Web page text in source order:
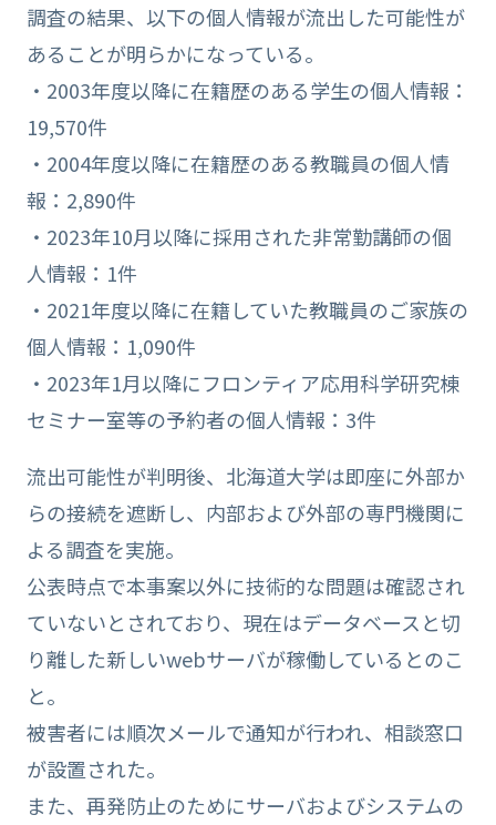
調査の結果、以下の個人情報が流出した可能性が
あることが明らかになっている。
・2003年度以降に在籍歴のある学生の個人情報：
19,570件
・2004年度以降に在籍歴のある教職員の個人情
報：2,890件
・2023年10月以降に採用された非常勤講師の個
人情報：1件
・2021年度以降に在籍していた教職員のご家族の
個人情報：1,090件
・2023年1月以降にフロンティア応用科学研究棟
セミナー室等の予約者の個人情報：3件
流出可能性が判明後、北海道大学は即座に外部か
らの接続を遮断し、内部および外部の専門機関に
よる調査を実施。
公表時点で本事案以外に技術的な問題は確認され
ていないとされており、現在はデータベースと切
り離した新しいwebサーバが稼働しているとのこ
と。
被害者には順次メールで通知が行われ、相談窓口
が設置された。
また、再発防止のためにサーバおよびシステムの